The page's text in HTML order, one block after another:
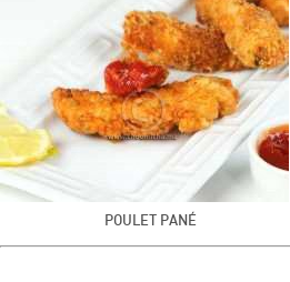
POULET PANÉ